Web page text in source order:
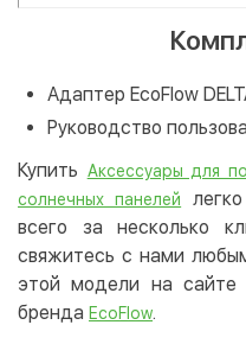
Адаптер EcoFlow
Руководство
Купить Аксессуары для
солнечных панелей
всего за несколько
свяжитесь с нами
этой модели на сайте
бренда EcoFlow.